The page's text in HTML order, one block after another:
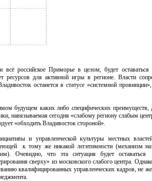
российское Приморье в целом, будет
для активной игры в регионе. Власти
останется в статусе «системной
будущем каких либо специфических
навязываемая сегодня «слабому региону слабым
«обходить Владивосток стороной».
и управленческой культуры местных
к тому же никакой легитимности (механизм
Очевидно, что эта ситуация будет оставаться
сверху» из московского слабого центра.
квалифицированных управленческих кадров, не